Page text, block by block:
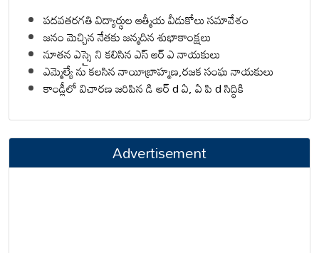
పదవతరగతి విద్యార్థుల ఆత్మీయ వీడుకోలు సమావేశం
జనం మెచ్చిన నేతకు జన్మదిన శుభాకాంక్షలు
నూతన ఎస్సై ని కలిసిన ఎస్ ఆర్ ఎ నాయకులు
ఎమ్మెల్యే ను కలసిన నాయీబ్రాహ్మణ,రజక సంఘ నాయకులు
కాండ్లీలో విచారణ జరిపిన డి ఆర్ d ఏ, ఏ పి d సిద్ధికి
Advertisement